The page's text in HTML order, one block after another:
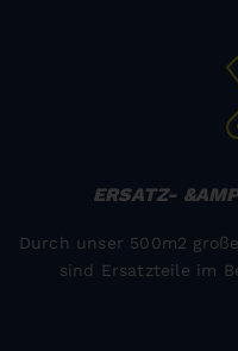
ERSATZ-
Durch unser 500m2
sind Ersatzteile im